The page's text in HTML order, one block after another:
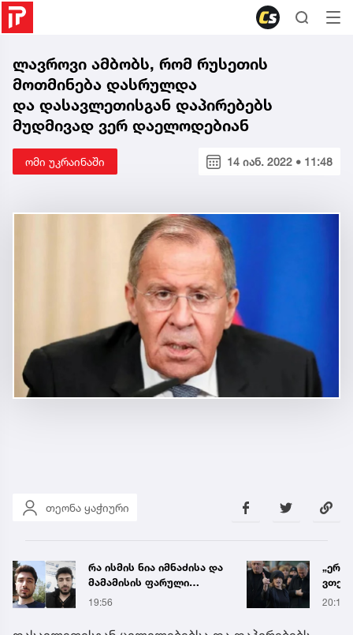
ლავროვი ამბობს, რომ რუსეთის
მოთმინება დასრულდა
და დასავლეთისგან დაპირებებს
მუდმივად ვერ დაელოდებიან
ომი უკრაინაში 14 იან. 2022 • 11:48
თეონა ყაჭიური
რა ისმის ნია იმნაძისა და
მამამისის ფარული
ჩანაწერიდან - გიგა
საქმე
19:56 20:19